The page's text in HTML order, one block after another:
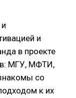
и
в проекте
МГУ, МФТИ,
со
к их